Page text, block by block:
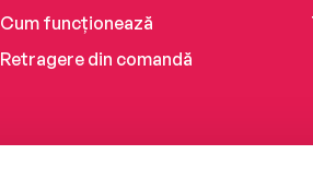
Cum funcționează
Retragere din comandă